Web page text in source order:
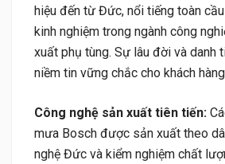
hiệu đến từ Đức, nổi tiếng toàn
kinh nghiệm trong ngành công
xuất phụ tùng. Sự lâu đời và danh
niềm tin vững chắc cho khách
Công nghệ sản xuất tiên tiến:
mưa Bosch được sản xuất theo
nghệ Đức và kiểm nghiệm chất